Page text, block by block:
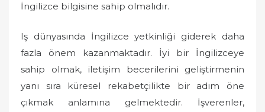
İngilizce bilgisine sahip olmalıdır.
Iş dünyasında İngilizce yetkinliği giderek daha
fazla önem kazanmaktadır. İyi bir İngilizceye
sahip olmak, iletişim becerilerini geliştirmenin
yanı sıra küresel rekabetçilikte bir adım öne
çıkmak anlamına gelmektedir. İşverenler,